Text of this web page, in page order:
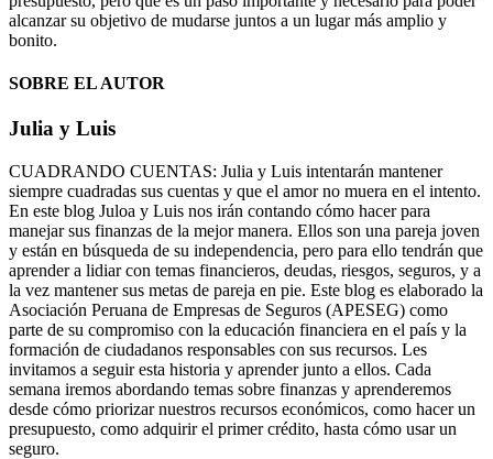
alcanzar su objetivo de mudarse juntos a un lugar más amplio y
bonito.
SOBRE EL AUTOR
Julia y Luis
CUADRANDO CUENTAS: Julia y Luis intentarán mantener
siempre cuadradas sus cuentas y que el amor no muera en el intento.
En este blog Juloa y Luis nos irán contando cómo hacer para
manejar sus finanzas de la mejor manera. Ellos son una pareja joven
y están en búsqueda de su independencia, pero para ello tendrán que
aprender a lidiar con temas financieros, deudas, riesgos, seguros, y a
la vez mantener sus metas de pareja en pie. Este blog es elaborado la
Asociación Peruana de Empresas de Seguros (APESEG) como
parte de su compromiso con la educación financiera en el país y la
formación de ciudadanos responsables con sus recursos. Les
invitamos a seguir esta historia y aprender junto a ellos. Cada
semana iremos abordando temas sobre finanzas y aprenderemos
desde cómo priorizar nuestros recursos económicos, como hacer un
presupuesto, como adquirir el primer crédito, hasta cómo usar un
seguro.